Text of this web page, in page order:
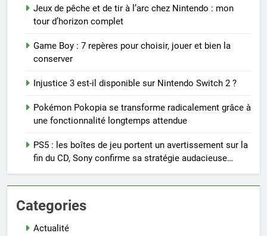
Jeux de pêche et de tir à l’arc chez Nintendo : mon
tour d’horizon complet
Game Boy : 7 repères pour choisir, jouer et bien la
conserver
Injustice 3 est-il disponible sur Nintendo Switch 2 ?
Pokémon Pokopia se transforme radicalement grâce à
une fonctionnalité longtemps attendue
PS5 : les boîtes de jeu portent un avertissement sur la
fin du CD, Sony confirme sa stratégie audacieuse…
Categories
Actualité